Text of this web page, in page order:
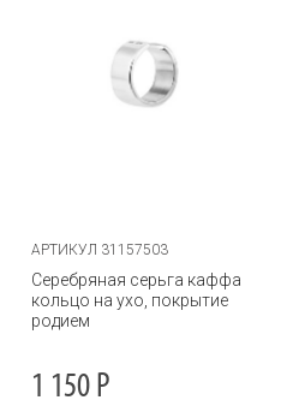
АРТИКУЛ 31157503
Серебряная серьга каффа
кольцо на ухо, покрытие
родием
1 150 Р